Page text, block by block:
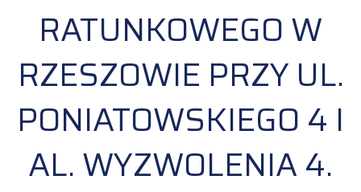
RATUNKOWEGO W
RZESZOWIE PRZY UL.
PONIATOWSKIEGO 4 I
AL. WYZWOLENIA 4.